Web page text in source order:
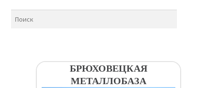
БРЮХОВЕЦКАЯ
МЕТАЛЛОБАЗА